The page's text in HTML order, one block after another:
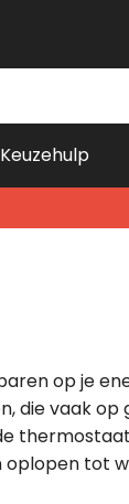
Keuzehulp
op je
die vaak op
tot